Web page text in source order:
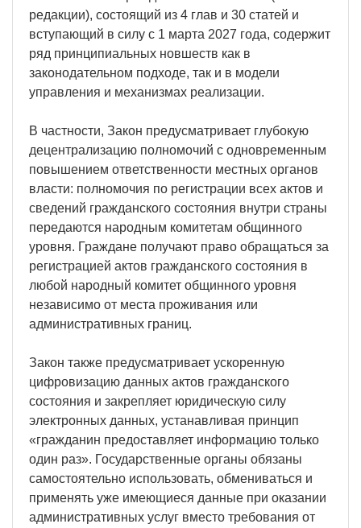
редакции), состоящий из 4 глав и 30 статей и
вступающий в силу с 1 марта 2027 года, содержит
ряд принципиальных новшеств как в
законодательном подходе, так и в модели
управления и механизмах реализации.
В частности, Закон предусматривает глубокую
децентрализацию полномочий с одновременным
повышением ответственности местных органов
власти: полномочия по регистрации всех актов и
сведений гражданского состояния внутри страны
передаются народным комитетам общинного
уровня. Граждане получают право обращаться за
регистрацией актов гражданского состояния в
любой народный комитет общинного уровня
независимо от места проживания или
административных границ.
Закон также предусматривает ускоренную
цифровизацию данных актов гражданского
состояния и закрепляет юридическую силу
электронных данных, устанавливая принцип
«гражданин предоставляет информацию только
один раз». Государственные органы обязаны
самостоятельно использовать, обмениваться и
применять уже имеющиеся данные при оказании
административных услуг вместо требования от